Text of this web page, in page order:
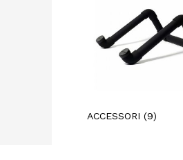
ACCESSORI (9)